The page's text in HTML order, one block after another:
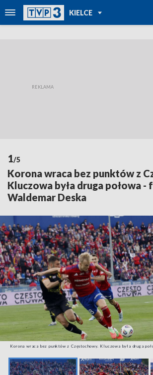
KIELCE
TVP REGIONY
1/5
Korona wraca bez punktów z
Kluczowa była druga połowa -
Waldemar Deska
Korona wraca bez punktów z Częstochowy. Kluczowa była druga